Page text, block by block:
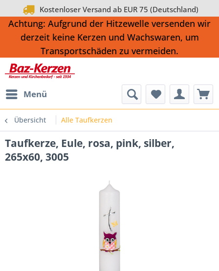
Kostenloser Versand ab EUR 75 (Deutschland)
Achtung: Aufgrund der Hitzewelle versenden wir
derzeit keine Kerzen und Wachswaren, um
Transportschäden zu vermeiden.
Menü
Übersicht Alle Taufkerzen
Taufkerze, Eule, rosa, pink, silber,
265x60, 3005